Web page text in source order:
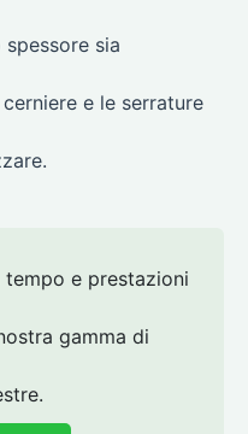
sia
e le serrature
tempo e prestazioni
gamma di